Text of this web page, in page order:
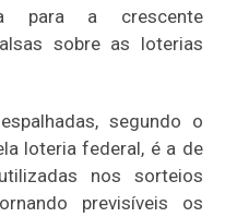
para a crescente
sobre as loterias
segundo o
loteria federal, é a de
nos sorteios
previsíveis os